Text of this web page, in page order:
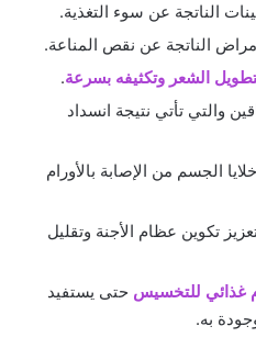
الناتجة عن سوء التغذية.
الناتجة عن نقص المناعة.
الشعر وتكثيفه بسرعة.
والتي تأتي نتيجة انسداد
الجسم من الإصابة بالأورام
تكوين عظام الأجنة وتقليل
غذائي للتخسيس حتى يستفيد
به.